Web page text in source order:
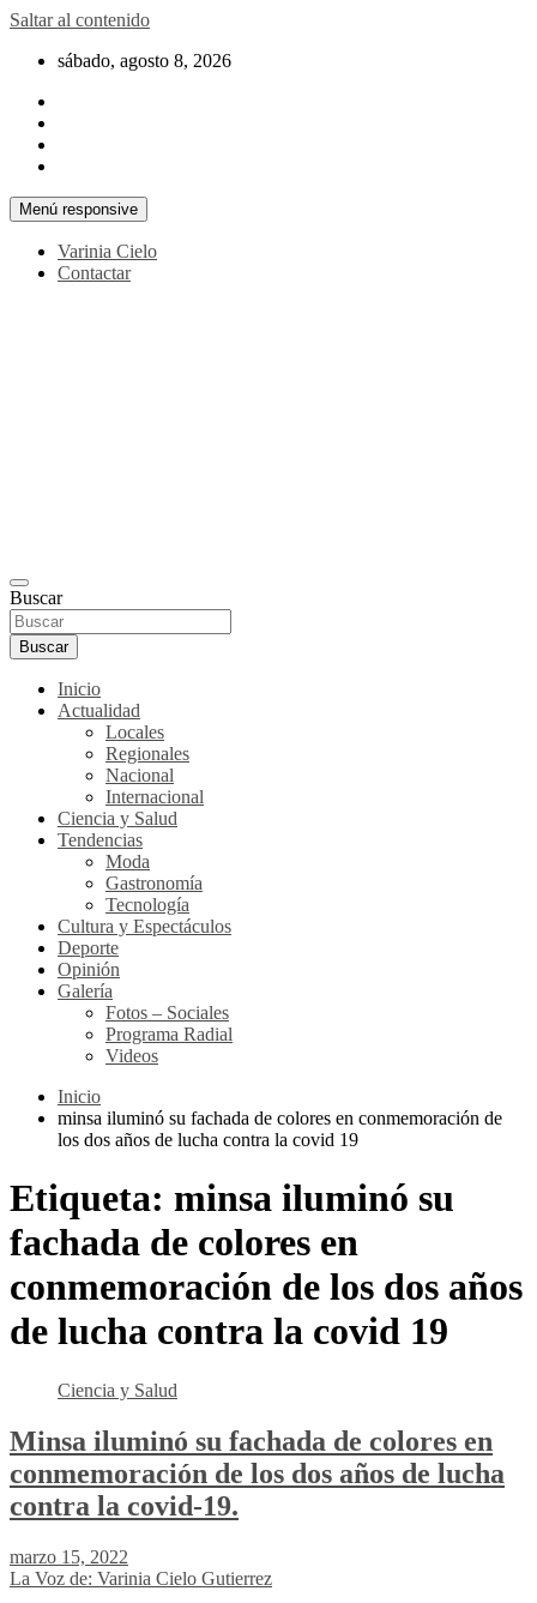
Saltar al contenido
sábado, agosto 8, 2026
Menú responsive
Varinia Cielo
Contactar
Buscar
Buscar
Inicio
Actualidad
Locales
Regionales
Nacional
Internacional
Ciencia y Salud
Tendencias
Moda
Gastronomía
Tecnología
Cultura y Espectáculos
Deporte
Opinión
Galería
Fotos – Sociales
Programa Radial
Videos
Inicio
minsa iluminó su fachada de colores en conmemoración de
los dos años de lucha contra la covid 19
Etiqueta: minsa iluminó su
fachada de colores en
conmemoración de los dos años
de lucha contra la covid 19
Ciencia y Salud
Minsa iluminó su fachada de colores en
conmemoración de los dos años de lucha
contra la covid-19.
marzo 15, 2022
La Voz de: Varinia Cielo Gutierrez